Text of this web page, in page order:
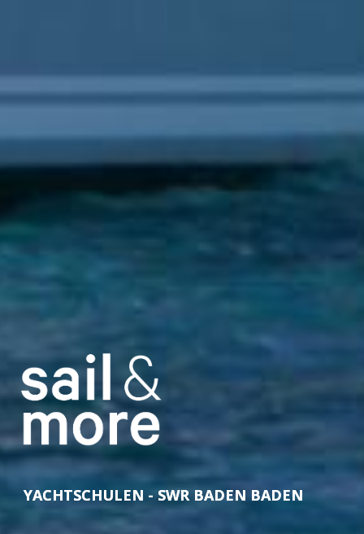
YACHTSCHULEN - SWR BADEN BADEN